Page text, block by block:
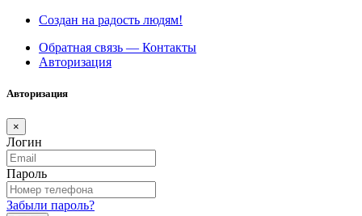
Создан на радость людям!
Обратная связь — Контакты
Авторизация
Авторизация
×
Логин
Пароль
Забыли пароль?